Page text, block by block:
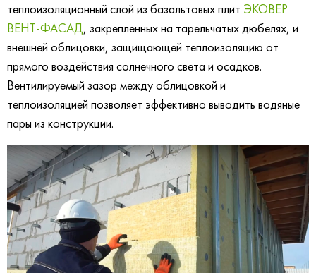
теплоизоляционный слой из базальтовых плит ЭКОВЕР
ВЕНТ-ФАСАД, закрепленных на тарельчатых дюбелях, и
внешней облицовки, защищающей теплоизоляцию от
прямого воздействия солнечного света и осадков.
Вентилируемый зазор между облицовкой и
теплоизоляцией позволяет эффективно выводить водяные
пары из конструкции.